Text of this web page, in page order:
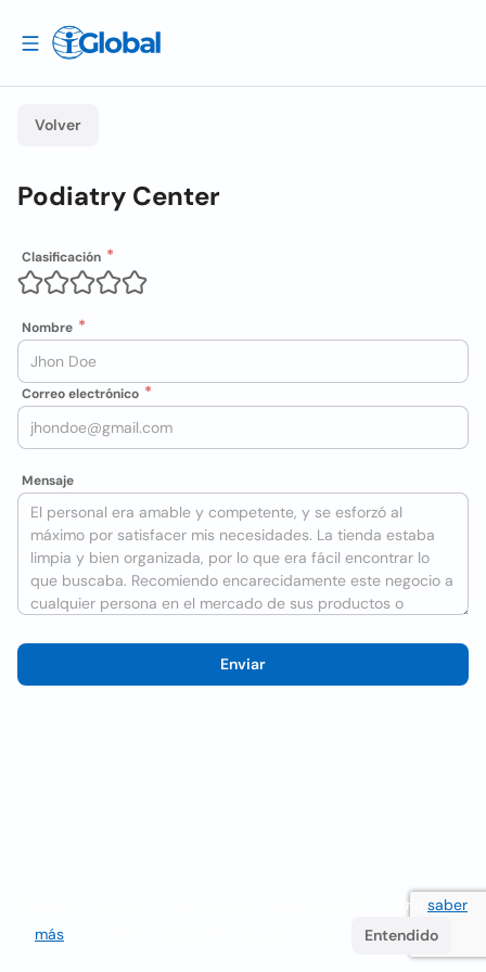
Volver
Podiatry Center
Clasificación
Nombre
Correo electrónico
Mensaje
Enviar
Utilizamos cookies para mejorar la experiencia del usuario saber
más
Entendido